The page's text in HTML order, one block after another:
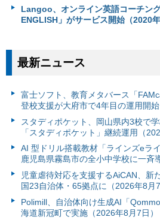
Langoo、オンライン英語コーチン
ENGLISH」がサービス開始（2020年
最新ニュース
富⼠ソフト、教育メタバース「
登校支援が大府市で4年目の運用開始
スタディポケット、岡山県内3校で
「スタディポケット」継続運用（
AI 型ドリル搭載教材「ラインズeラ
鹿児島県霧島市の全小中学校に一斉
児童虐待対応を支援するAiCAN、新
国23自治体・65拠点に（2026年8月7
Polimill、自治体向け生成AI「
海道新冠町で実施（2026年8月7日）